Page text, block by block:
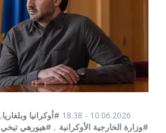
10.06.2026 - 18:38 #أوكرانيا وبلغاريا,
#وزارة الخارجية الأوكرانية , #هيورهي تيخي